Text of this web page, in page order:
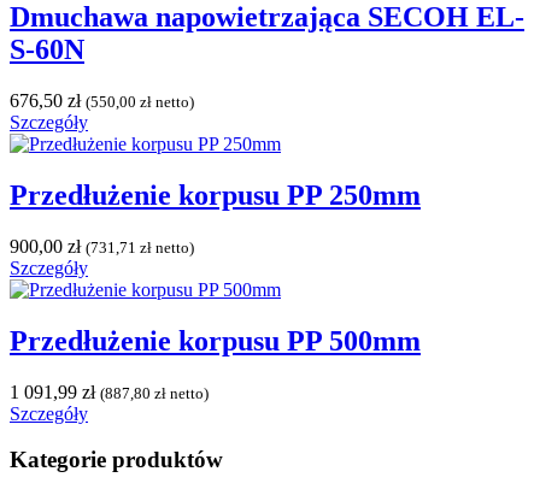
Dmuchawa napowietrzająca SECOH EL-
S-60N
676,50 zł (550,00 zł netto)
Szczegóły
Przedłużenie korpusu PP 250mm
900,00 zł (731,71 zł netto)
Szczegóły
Przedłużenie korpusu PP 500mm
1 091,99 zł (887,80 zł netto)
Szczegóły
Kategorie produktów